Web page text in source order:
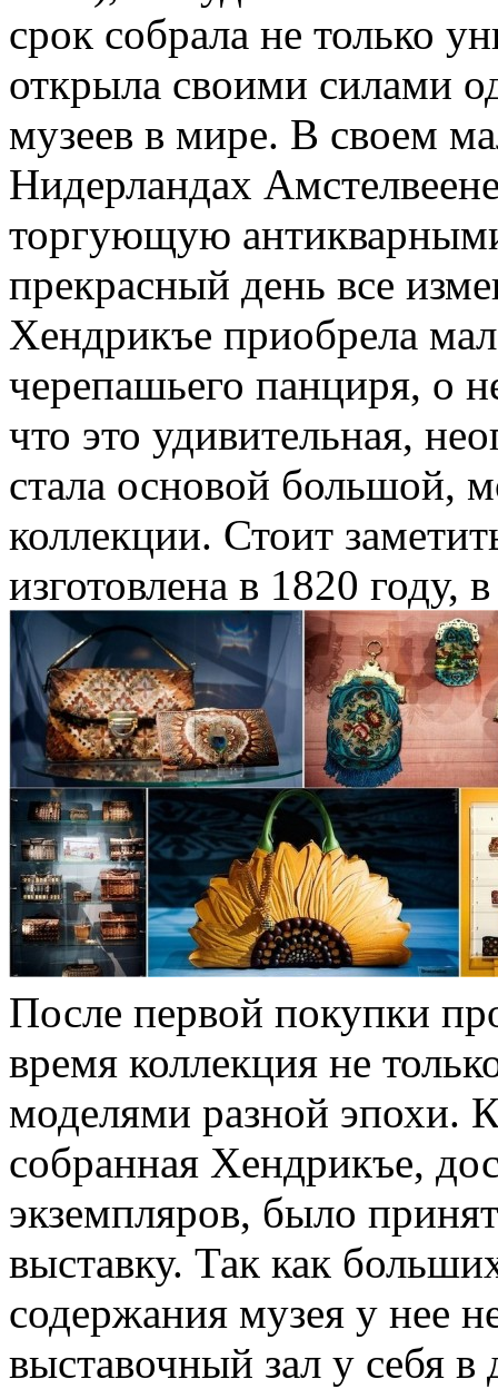
срок собрала не только
открыла своими силами
музеев в мире. В своем
Нидерландах
торгующую
прекрасный день все
Хендрикъе приобрела
черепашьего панциря, о
что это удивительная,
стала основой большой,
коллекции. Стоит
изготовлена в 1820 году,
После первой покупки
время коллекция не
моделями разной эпохи.
собранная Хендрикъе,
экземпляров, было
выставку. Так как
содержания музея у нее
выставочный зал у себя в